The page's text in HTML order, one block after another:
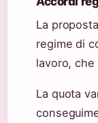
La
regime di
lavoro,
La quota